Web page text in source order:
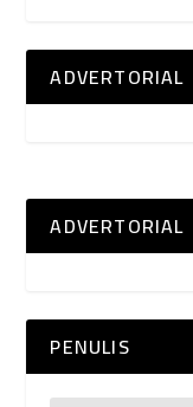
ADVERTORIAL
ADVERTORIAL
PENULIS